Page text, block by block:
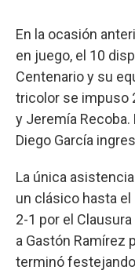
En la ocasión
en juego, el 10
Centenario y su
tricolor se impuso
y Jeremía
Diego García
La única
un clásico hasta
2-1 por el
a Gastón Ramírez
terminó